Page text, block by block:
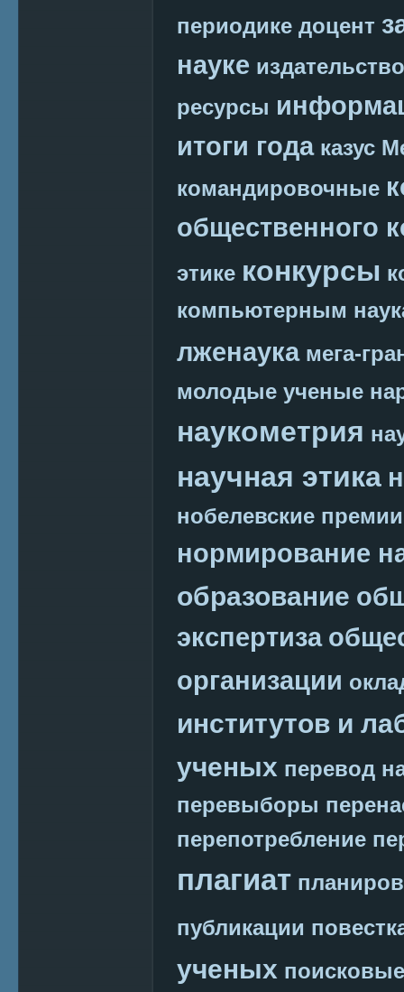
периодике доцент
науке издательство
ресурсы
итоги года казус
командировочные
общественного
этике конкурсы
компьютерным
лженаука мега-
молодые ученые
наукометрия
научная этика
нобелевские премии
нормирование
образование
экспертиза
организации
институтов и
ученых перевод
перевыборы
перепотребление
плагиат
публикации
ученых